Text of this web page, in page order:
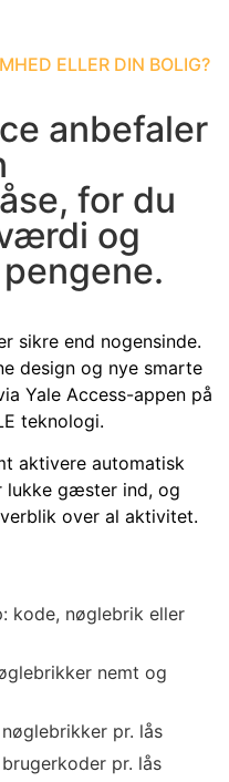
ELLER DIN BOLIG?
anbefaler
for du
og
sikre end nogensinde.
design og nye smarte
Yale Access-appen på
teknologi.
aktivere automatisk
lukke gæster ind, og
over al aktivitet.
kode, nøglebrik eller
nemt og
pr. lås
pr. lås